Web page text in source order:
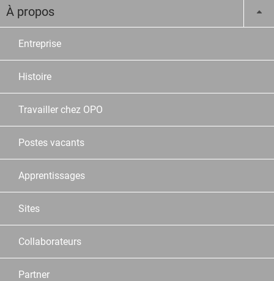
À propos
Entreprise
Histoire
Travailler chez OPO
Postes vacants
Apprentissages
Sites
Collaborateurs
Partner